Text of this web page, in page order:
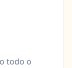
todo o